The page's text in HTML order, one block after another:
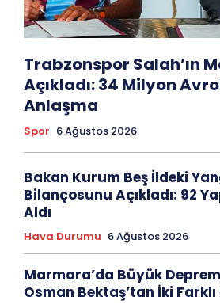
Trabzonspor Salah’ın
Açıkladı: 34 Milyon
Anlaşma
Spor 6 Ağustos 2026
Bakan Kurum Beş İldeki
Bilançosunu Açıkladı: 92
Aldı
Hava Durumu 6 Ağustos 2026
Marmara’da Büyük
Osman Bektaş’tan İki